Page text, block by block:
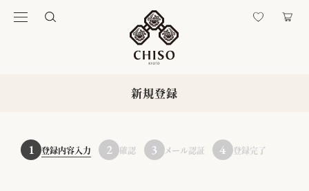
新規登録
1 登録内容入力 2 確認 3 メール認証 4 登録完了